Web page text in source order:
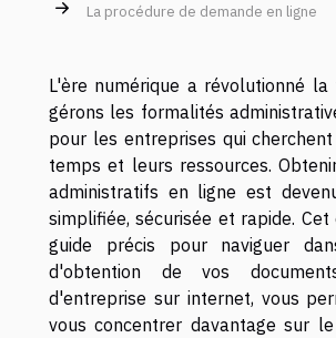
La procédure de demande en ligne
L'ère numérique a révolutionné
gérons les formalités
pour les entreprises qui
temps et leurs ressources.
administratifs en ligne est
simplifiée, sécurisée et rapide.
guide précis pour naviguer
d'obtention de vos
d'entreprise sur internet, vous
vous concentrer davantage sur